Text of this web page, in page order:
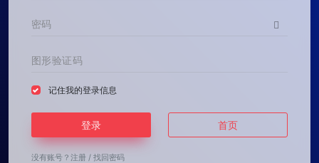
记住我的登录信息
登录 首页
没有账号？ 注册 / 找回密码